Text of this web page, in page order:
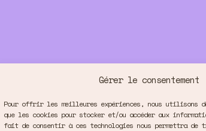
Gérer le consentement
Pour offrir les meilleures expériences, nous utilisons
que les cookies pour stocker et/ou accéder aux
fait de consentir à ces technologies nous permettra de